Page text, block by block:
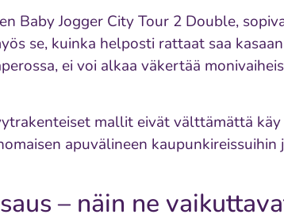
Baby Jogger City Tour 2 Double,
se, kuinka helposti rattaat saa
ei voi alkaa väkertää
mallit eivät välttämättä
apuvälineen kaupunkireissuihin
– näin ne